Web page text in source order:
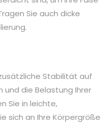
Sie auch dicke
Stabilität auf
die Belastung Ihrer
Sie in leichte,
sich an Ihre Körpergröße